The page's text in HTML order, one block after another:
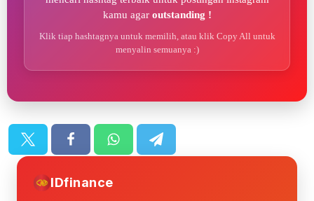
kamu agar outstanding !
Klik tiap hashtagnya untuk memilih, atau klik Copy All untuk
menyalin semuanya :)
IDfinance